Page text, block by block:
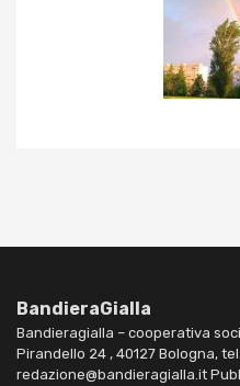
BandieraGialla
Bandieragialla – cooperativa
Pirandello 24 , 40127 Bologna,
redazione@bandieragialla.it